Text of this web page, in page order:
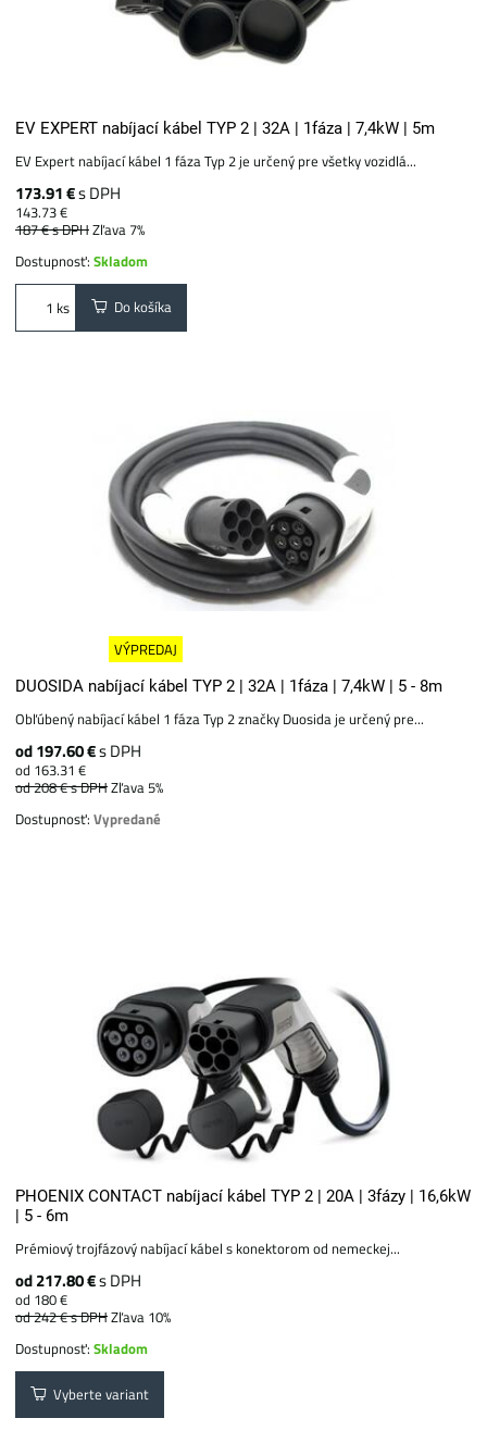
EV EXPERT nabíjací kábel TYP 2 | 32A | 1fáza | 7,4kW | 5m
EV Expert nabíjací kábel 1 fáza Typ 2 je určený pre všetky vozidlá...
173.91 €s DPH
143.73 €
187 €s DPHZľava 7%
Dostupnosť:Skladom
ks Do košíka
VÝPREDAJ
DUOSIDA nabíjací kábel TYP 2 | 32A | 1fáza | 7,4kW | 5 - 8m
Obľúbený nabíjací kábel 1 fáza Typ 2 značky Duosida je určený pre...
od 197.60 €s DPH
od 163.31 €
od 208 €s DPHZľava 5%
Dostupnosť:Vypredané
PHOENIX CONTACT nabíjací kábel TYP 2 | 20A | 3fázy | 16,6kW
| 5 - 6m
Prémiový trojfázový nabíjací kábel s konektorom od nemeckej...
od 217.80 €s DPH
od 180 €
od 242 €s DPHZľava 10%
Dostupnosť:Skladom
Vyberte variant